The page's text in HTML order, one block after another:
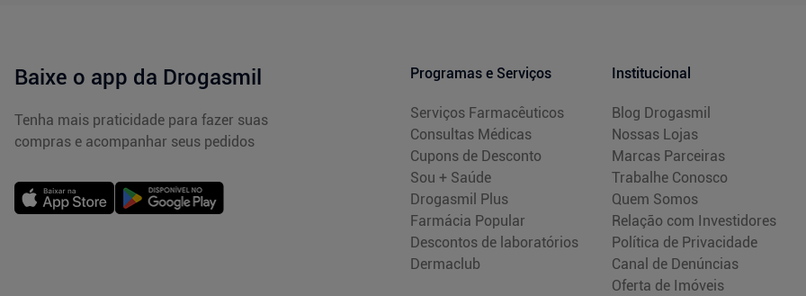
Baixe o app da Drogasmil
Tenha mais praticidade para fazer suas
compras e acompanhar seus pedidos
Programas e Serviços
Serviços Farmacêuticos
Consultas Médicas
Cupons de Desconto
Sou + Saúde
Drogasmil Plus
Farmácia Popular
Descontos de laboratórios
Dermaclub
Institucional
Blog Drogasmil
Nossas Lojas
Marcas Parceiras
Trabalhe Conosco
Quem Somos
Relação com Investidores
Política de Privacidade
Canal de Denúncias
Oferta de Imóveis